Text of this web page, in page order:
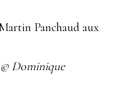
Panchaud aux
© Dominique